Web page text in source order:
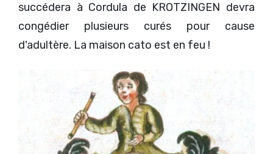
succédera à Cordula de KROTZINGEN devra
congédier plusieurs curés pour cause
d'adultère. La maison cato est en feu !